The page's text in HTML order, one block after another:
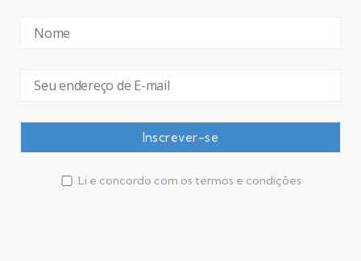
Li e concordo com os termos e condições